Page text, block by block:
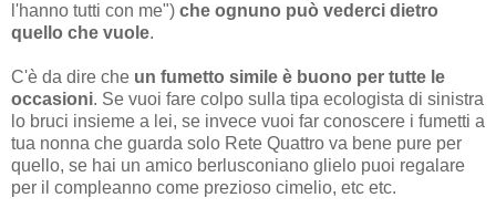
l'hanno tutti con me") che ognuno può vederci dietro
quello che vuole.
C'è da dire che un fumetto simile è buono per tutte le
occasioni. Se vuoi fare colpo sulla tipa ecologista di sinistra
lo bruci insieme a lei, se invece vuoi far conoscere i fumetti a
tua nonna che guarda solo Rete Quattro va bene pure per
quello, se hai un amico berlusconiano glielo puoi regalare
per il compleanno come prezioso cimelio, etc etc.